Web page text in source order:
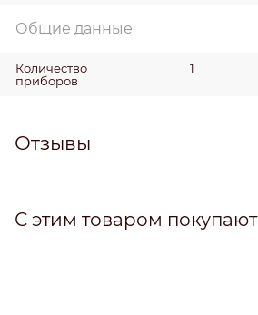
Общие данные
Количество
приборов
1
Отзывы
С этим товаром покупают